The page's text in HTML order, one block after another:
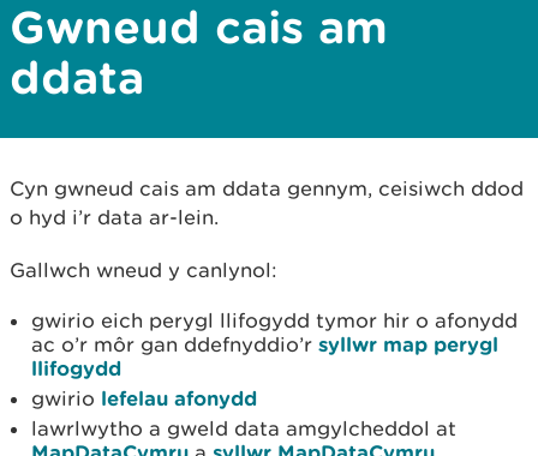
Gwneud cais am
ddata
Cyn gwneud cais am ddata gennym, ceisiwch ddod
o hyd i’r data ar-lein.
Gallwch wneud y canlynol:
gwirio eich perygl llifogydd tymor hir o afonydd
ac o’r môr gan ddefnyddio’r syllwr map perygl
llifogydd
gwirio lefelau afonydd
lawrlwytho a gweld data amgylcheddol at